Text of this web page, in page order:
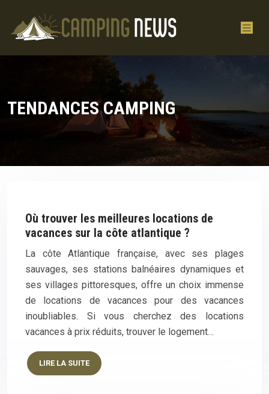
TENDANCES CAMPING
Où trouver les meilleures locations de
vacances sur la côte atlantique ?
La côte Atlantique française, avec ses plages
sauvages, ses stations balnéaires dynamiques et
ses villages pittoresques, offre un choix immense
de locations de vacances pour des vacances
inoubliables. Si vous cherchez des locations
vacances à prix réduits, trouver le logement…
LIRE LA SUITE